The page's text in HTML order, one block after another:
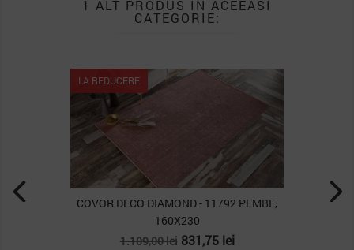
1 ALT PRODUS IN ACEEASI
CATEGORIE:
LA REDUCERE
COVOR DECO DIAMOND - 11792 PEMBE,
160X230
Pret
1.109,00 lei Pret
831,75 lei